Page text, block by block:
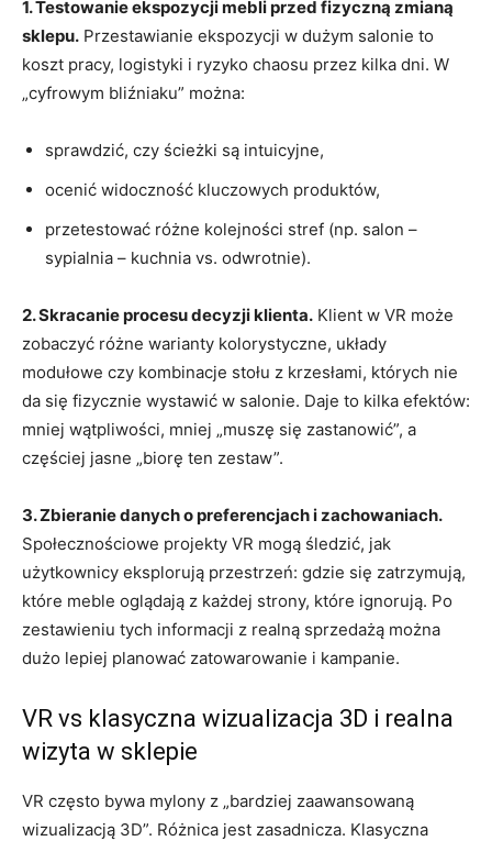
1. Testowanie ekspozycji mebli przed fizyczną zmianą
sklepu. Przestawianie ekspozycji w dużym salonie to
koszt pracy, logistyki i ryzyko chaosu przez kilka dni. W
„cyfrowym bliźniaku” można:
sprawdzić, czy ścieżki są intuicyjne,
ocenić widoczność kluczowych produktów,
przetestować różne kolejności stref (np. salon –
sypialnia – kuchnia vs. odwrotnie).
2. Skracanie procesu decyzji klienta. Klient w VR może
zobaczyć różne warianty kolorystyczne, układy
modułowe czy kombinacje stołu z krzesłami, których nie
da się fizycznie wystawić w salonie. Daje to kilka efektów:
mniej wątpliwości, mniej „muszę się zastanowić”, a
częściej jasne „biorę ten zestaw”.
3. Zbieranie danych o preferencjach i zachowaniach.
Społecznościowe projekty VR mogą śledzić, jak
użytkownicy eksplorują przestrzeń: gdzie się zatrzymują,
które meble oglądają z każdej strony, które ignorują. Po
zestawieniu tych informacji z realną sprzedażą można
dużo lepiej planować zatowarowanie i kampanie.
VR vs klasyczna wizualizacja 3D i realna
wizyta w sklepie
VR często bywa mylony z „bardziej zaawansowaną
wizualizacją 3D”. Różnica jest zasadnicza. Klasyczna